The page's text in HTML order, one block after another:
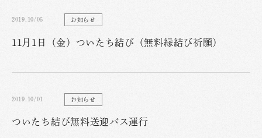
2019.10/05 お知らせ
11月1日（金）ついたち結び（無料縁結び祈願）
2019.10/01 お知らせ
ついたち結び無料送迎バス運行